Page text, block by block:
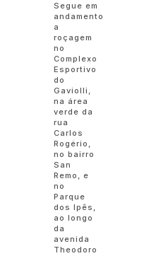
Segue em
andamento
a
roçagem
no
Complexo
Esportivo
do
Gaviolli,
na área
verde da
rua
Carlos
Rogério,
no bairro
San
Remo, e
no
Parque
dos Ipês,
ao longo
da
avenida
Theodoro